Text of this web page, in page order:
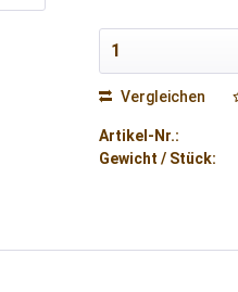
Vergleichen
Artikel-Nr.:
Gewicht / Stück: